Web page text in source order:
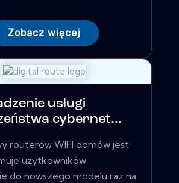
Zobacz więcej
usługi
cybernet...
routerów WIFI domów jest
użytkowników
do nowszego modelu raz na